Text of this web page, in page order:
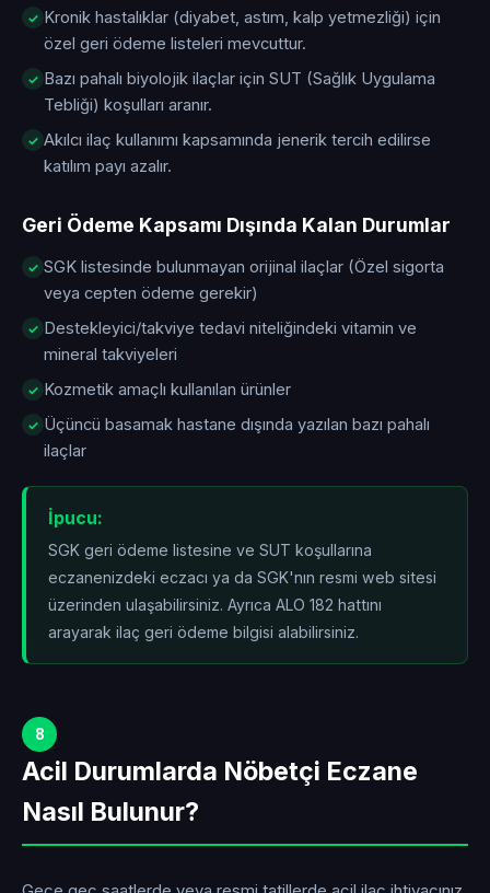
Kronik hastalıklar (diyabet, astım, kalp yetmezliği) için
özel geri ödeme listeleri mevcuttur.
Bazı pahalı biyolojik ilaçlar için SUT (Sağlık Uygulama
Tebliği) koşulları aranır.
Akılcı ilaç kullanımı kapsamında jenerik tercih edilirse
katılım payı azalır.
Geri Ödeme Kapsamı Dışında Kalan Durumlar
SGK listesinde bulunmayan orijinal ilaçlar (Özel sigorta
veya cepten ödeme gerekir)
Destekleyici/takviye tedavi niteliğindeki vitamin ve
mineral takviyeleri
Kozmetik amaçlı kullanılan ürünler
Üçüncü basamak hastane dışında yazılan bazı pahalı
ilaçlar
İpucu:
SGK geri ödeme listesine ve SUT koşullarına
eczanenizdeki eczacı ya da SGK'nın resmi web sitesi
üzerinden ulaşabilirsiniz. Ayrıca ALO 182 hattını
arayarak ilaç geri ödeme bilgisi alabilirsiniz.
8
Acil Durumlarda Nöbetçi Eczane
Nasıl Bulunur?